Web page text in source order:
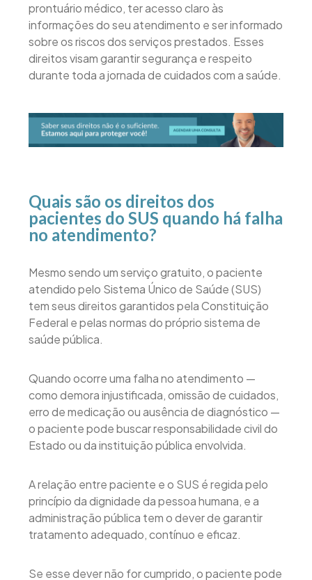
prontuário médico, ter acesso claro às
informações do seu atendimento e ser informado
sobre os riscos dos serviços prestados. Esses
direitos visam garantir segurança e respeito
durante toda a jornada de cuidados com a saúde.
Quais são os direitos dos
pacientes do SUS quando há falha
no atendimento?
Mesmo sendo um serviço gratuito, o paciente
atendido pelo Sistema Único de Saúde (SUS)
tem seus direitos garantidos pela Constituição
Federal e pelas normas do próprio sistema de
saúde pública.
Quando ocorre uma falha no atendimento —
como demora injustificada, omissão de cuidados,
erro de medicação ou ausência de diagnóstico —
o paciente pode buscar responsabilidade civil do
Estado ou da instituição pública envolvida.
A relação entre paciente e o SUS é regida pelo
princípio da dignidade da pessoa humana, e a
administração pública tem o dever de garantir
tratamento adequado, contínuo e eficaz.
Se esse dever não for cumprido, o paciente pode